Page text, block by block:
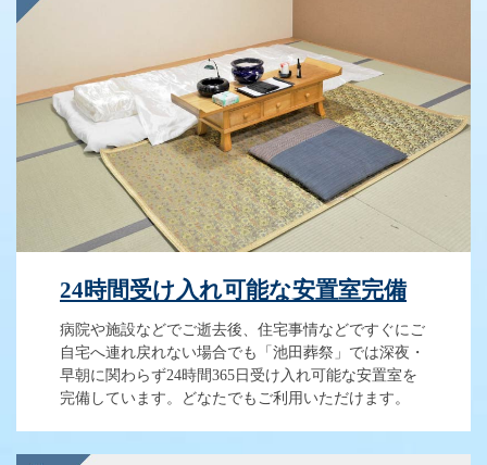
24時間受け入れ可能な安置室完備
病院や施設などでご逝去後、住宅事情などですぐにご
自宅へ連れ戻れない場合でも「池田葬祭」では深夜・
早朝に関わらず24時間365日受け入れ可能な安置室を
完備しています。どなたでもご利用いただけます。